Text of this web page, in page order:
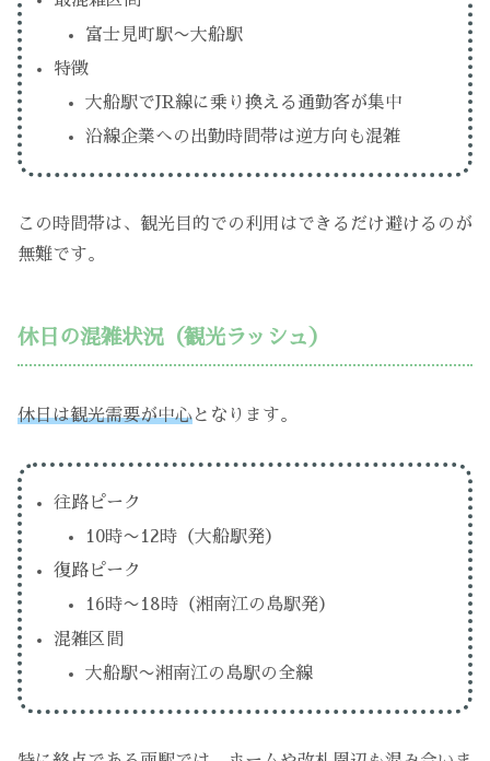
富士見町駅〜大船駅
特徴
大船駅でJR線に乗り換える通勤客が集中
沿線企業への出勤時間帯は逆方向も混雑
この時間帯は、観光目的での利用はできるだけ避けるのが
無難です。
休日の混雑状況（観光ラッシュ）
休日は観光需要が中心となります。
往路ピーク
10時〜12時（大船駅発）
復路ピーク
16時〜18時（湘南江の島駅発）
混雑区間
大船駅〜湘南江の島駅の全線